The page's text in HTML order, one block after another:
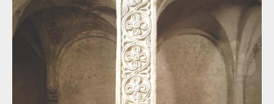
EVENTS
HOST
VOLUNTEERS